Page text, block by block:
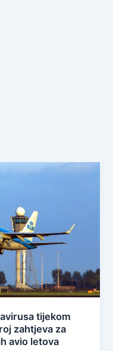
tijekom
zahtjeva za
avio letova